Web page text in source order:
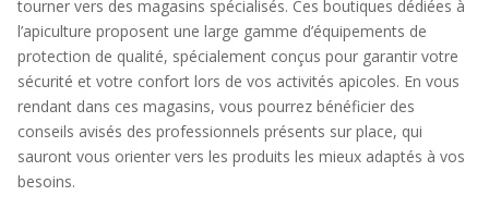
tourner vers des magasins spécialisés. Ces boutiques dédiées à
l’apiculture proposent une large gamme d’équipements de
protection de qualité, spécialement conçus pour garantir votre
sécurité et votre confort lors de vos activités apicoles. En vous
rendant dans ces magasins, vous pourrez bénéficier des
conseils avisés des professionnels présents sur place, qui
sauront vous orienter vers les produits les mieux adaptés à vos
besoins.